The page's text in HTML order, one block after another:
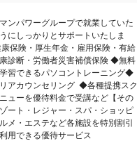
ンパワーグループで就業していた
にしっかりとサポートいたしま
保険・厚生年金・雇用保険・有給
診断・労働者災害補償保険 ◆無料
習できるパソコントレーニング◆
アカウンセリング ◆各種提携スク
ューを優待料金で受講など【その
ート・レジャー・スパ・ショッピ
メ・エステなど各施設を特別割引
用できる優待サービス